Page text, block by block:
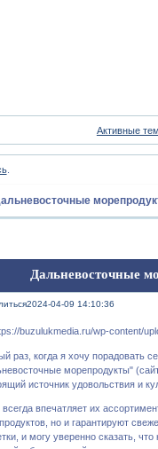
Активные
.
Дальневосточные
2024-04-09 14:10:36
раз, когда я хочу порадовать
морепродукты"
источник удовольствия и
впечатляет их
но и гарантируют
и могу уверенно сказать,